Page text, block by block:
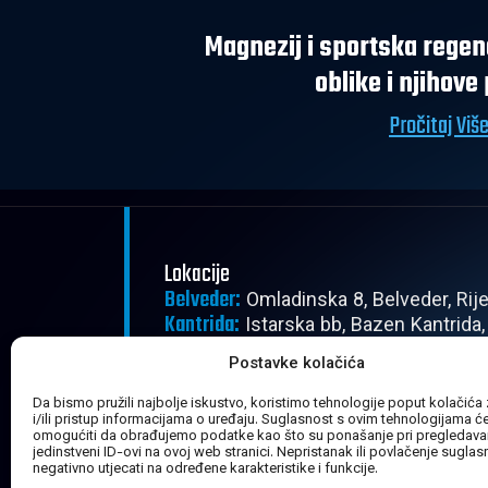
Postavke kolačića
Da bismo pružili najbolje iskustvo, koristimo tehnologije poput kolačića
i/ili pristup informacijama o uređaju. Suglasnost s ovim tehnologijama
omogućiti da obrađujemo podatke kao što su ponašanje pri
jedinstveni ID-ovi na ovoj web stranici. Nepristanak ili povlačenje
negativno utjecati na određene karakteristike i funkcije.
Magnezij i sportska
oblike i
Pročitaj
Lokacije
Belveder: Omladinska 8, Belveder,
Kantrida: Istarska bb, Bazen
Radno vrijeme
Pon - Pet:
Subota:08:00 - 20:30
Nedjelja:Zatvoreno